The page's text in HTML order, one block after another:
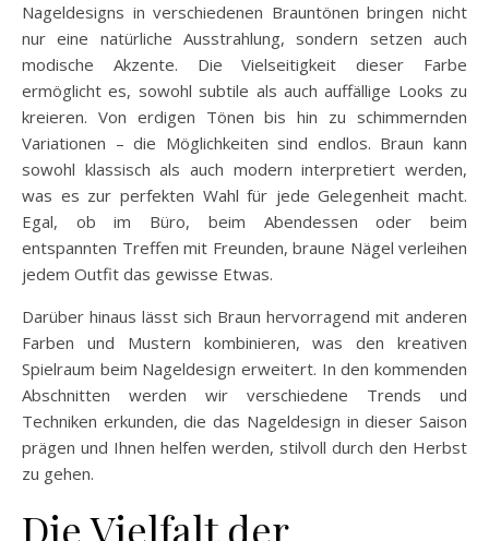
Nageldesigns in verschiedenen Brauntönen bringen nicht
nur eine natürliche Ausstrahlung, sondern setzen auch
modische Akzente. Die Vielseitigkeit dieser Farbe
ermöglicht es, sowohl subtile als auch auffällige Looks zu
kreieren. Von erdigen Tönen bis hin zu schimmernden
Variationen – die Möglichkeiten sind endlos. Braun kann
sowohl klassisch als auch modern interpretiert werden,
was es zur perfekten Wahl für jede Gelegenheit macht.
Egal, ob im Büro, beim Abendessen oder beim
entspannten Treffen mit Freunden, braune Nägel verleihen
jedem Outfit das gewisse Etwas.
Darüber hinaus lässt sich Braun hervorragend mit anderen
Farben und Mustern kombinieren, was den kreativen
Spielraum beim Nageldesign erweitert. In den kommenden
Abschnitten werden wir verschiedene Trends und
Techniken erkunden, die das Nageldesign in dieser Saison
prägen und Ihnen helfen werden, stilvoll durch den Herbst
zu gehen.
Die Vielfalt der